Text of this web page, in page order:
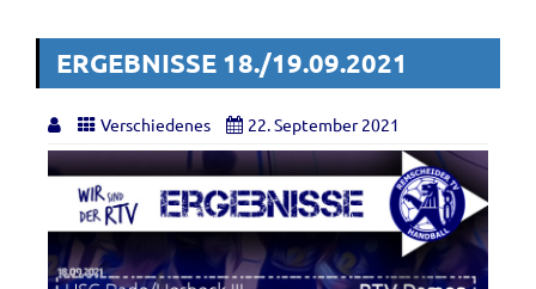
ERGEBNISSE 18./19.09.2021
Verschiedenes 22. September 2021